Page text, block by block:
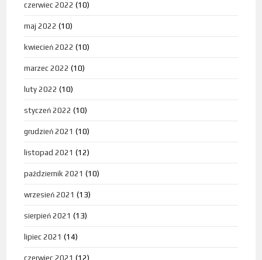
czerwiec 2022 (10)
maj 2022 (10)
kwiecień 2022 (10)
marzec 2022 (10)
luty 2022 (10)
styczeń 2022 (10)
grudzień 2021 (10)
listopad 2021 (12)
październik 2021 (10)
wrzesień 2021 (13)
sierpień 2021 (13)
lipiec 2021 (14)
czerwiec 2021 (12)